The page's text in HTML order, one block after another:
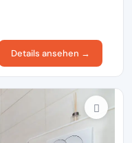
Details ansehen →